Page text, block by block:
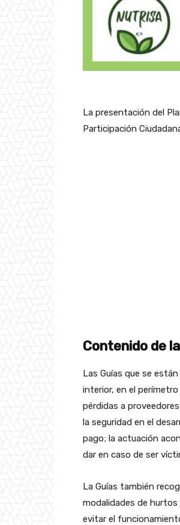
La presentación del
Participación
Contenido de
Las Guías que se
interior, en el
pérdidas a
la seguridad en el
pago; la actuación
dar en caso de ser
La Guías también
modalidades de hurtos
evitar el